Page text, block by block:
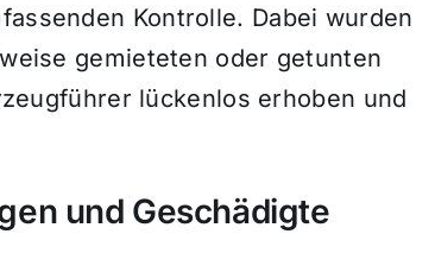
Kontrolle. Dabei wurden
gemieteten oder getunten
lückenlos erhoben und
und Geschädigte